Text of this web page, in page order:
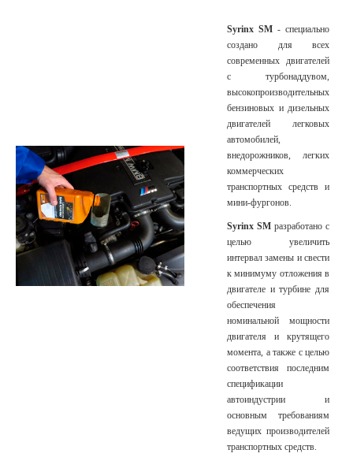
Syrinx SM - специально
создано для всех
современных двигателей
с турбонаддувом,
высокопроизводительных
бензиновых и дизельных
двигателей легковых
автомобилей,
внедорожников, легких
коммерческих
транспортных средств и
мини-фургонов.
Syrinx SM разработано с
целью увеличить
интервал замены и свести
к минимуму отложения в
двигателе и турбине для
обеспечения
номинальной мощности
двигателя и крутящего
момента, а также с целью
соответствия последним
спецификации
автоиндустрии и
основным требованиям
ведущих производителей
транспортных средств.